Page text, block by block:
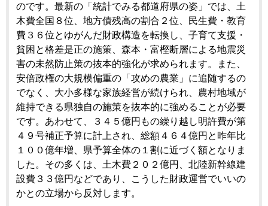
のです。最新の「統計でみる都道府県の姿」では、土
木費全国８位、地方債残高の割合２位、民生費・教育
費３６位とゆがんだ財政構造を転換し、子育て支援・
貧困と格差是正の施策、森本・富樫断層による地震災
害の未然防止策の抜本的強化が求められます。また、
安倍政権の大規模偏重の「攻めの農業」に追随するの
でなく、大小多様な家族経営が続けられ、農村地域が
維持できる県独自の施策を抜本的に強めることが必要
です。あわせて、３４５億円もの繰り越し明許費が第
４９号補正予算に計上され、総額４６４億円と昨年比
１００億年増、県予算全体の１割に近づく額となりま
した。その多くは、土木費２０２億円、北陸新幹線建
設費３３億円などであり、こうした財政運営でいいの
かとの立場から反対します。